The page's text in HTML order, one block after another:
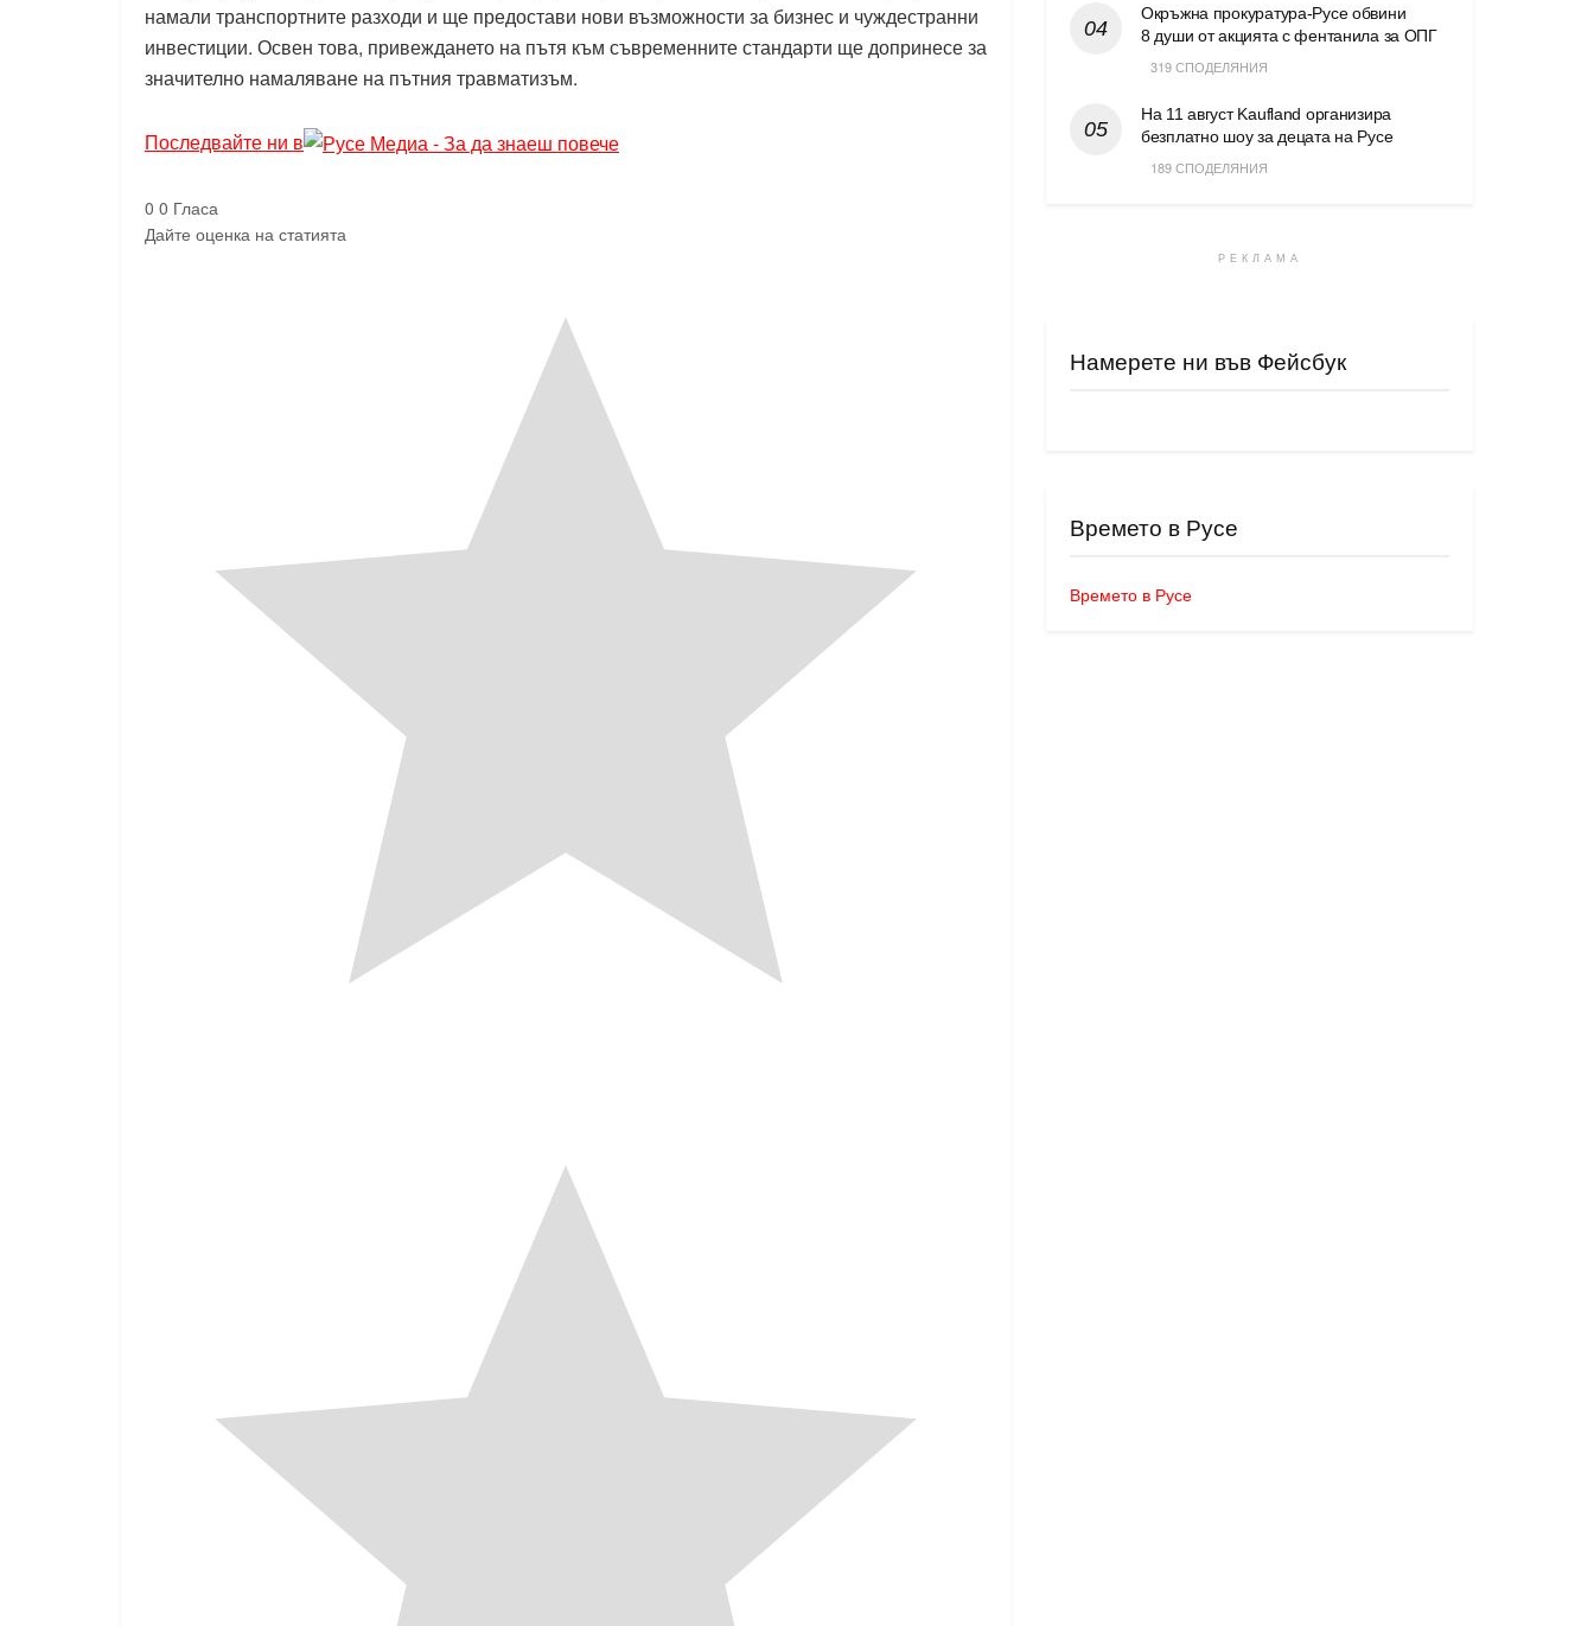
намали транспортните разходи и ще предостави нови възможности за бизнес и чуждестранни
инвестиции. Освен това, привеждането на пътя към съвременните стандарти ще допринесе за
значително намаляване на пътния травматизъм.
Последвайте ни в
0 0 Гласа
Дайте оценка на статията
Окръжна прокуратура-Русе обвини
8 души от акцията с фентанила за ОПГ
319 СПОДЕЛЯНИЯ
На 11 август Kaufland организира
безплатно шоу за децата на Русе
189 СПОДЕЛЯНИЯ
РЕКЛАМА
Намерете ни във Фейсбук
Времето в Русе
Времето в Русе